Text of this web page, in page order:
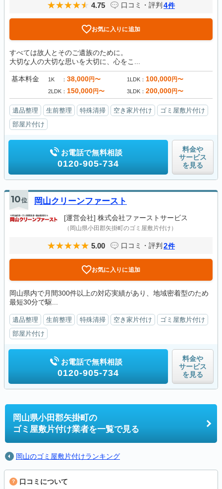
4.75 口コミ・評判 4件
お気に入りに追加
すべては故人とそのご遺族のために。
大切な人の大切な思いを大切に、心をこ...
基本料金 1K 38,000円〜 1LDK 100,000円〜
2LDK 150,000円〜 3LDK 200,000円〜
遺品整理 生前整理 特殊清掃 空き家片付け
ゴミ屋敷片付け
部屋片付け
お電話で無料相談
0120-905-734
料金や
サービス
を見る
10位 岡山クリーンファースト
[運営会社] 株式会社ファーストサービス
（岡山県小田郡矢掛町のゴミ屋敷片付け）
5.00 口コミ・評判 2件
お気に入りに追加
岡山県内で月間300件以上の対応実績があり、地域密着型のため
最短30分で駆...
遺品整理 生前整理 特殊清掃 空き家片付け
ゴミ屋敷片付け
部屋片付け
お電話で無料相談
0120-905-734
料金や
サービス
を見る
岡山県小田郡矢掛町の
ゴミ屋敷片付け業者を一覧で見る
岡山のゴミ屋敷片付けランキング
口コミについて